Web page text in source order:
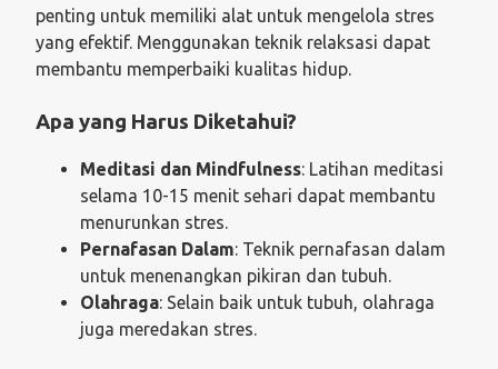
penting untuk memiliki alat untuk mengelola stres
yang efektif. Menggunakan teknik relaksasi dapat
membantu memperbaiki kualitas hidup.
Apa yang Harus Diketahui?
Meditasi dan Mindfulness: Latihan meditasi
selama 10-15 menit sehari dapat membantu
menurunkan stres.
Pernafasan Dalam: Teknik pernafasan dalam
untuk menenangkan pikiran dan tubuh.
Olahraga: Selain baik untuk tubuh, olahraga
juga meredakan stres.